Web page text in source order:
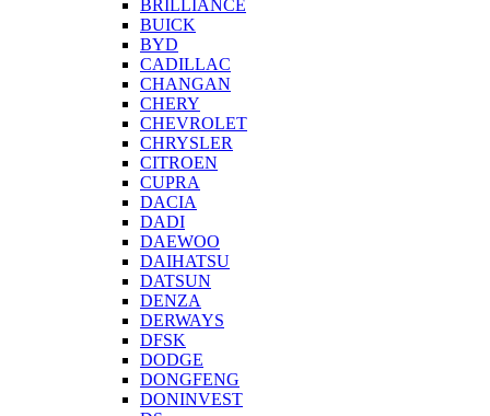
BRILLIANCE
BUICK
BYD
CADILLAC
CHANGAN
CHERY
CHEVROLET
CHRYSLER
CITROEN
CUPRA
DACIA
DADI
DAEWOO
DAIHATSU
DATSUN
DENZA
DERWAYS
DFSK
DODGE
DONGFENG
DONINVEST